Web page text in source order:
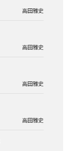
高田雅史
高田雅史
高田雅史
高田雅史